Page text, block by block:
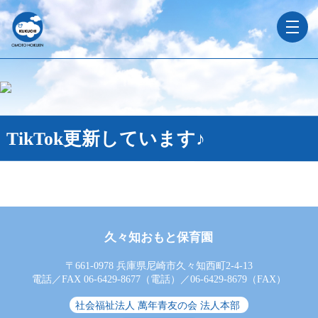
TikTok更新しています♪
久々知おもと保育園
〒661-0978 兵庫県尼崎市久々知西町2-4-13
電話／FAX 06-6429-8677（電話）／06-6429-8679（FAX）
社会福祉法人 萬年青友の会 法人本部